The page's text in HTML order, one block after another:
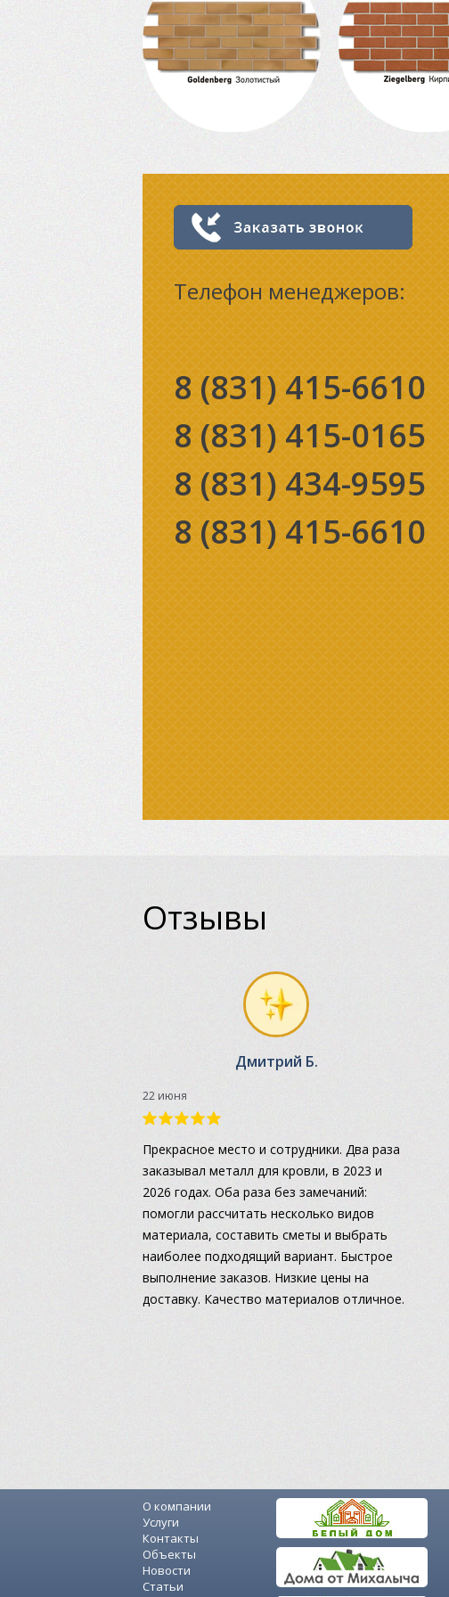
Телефон менеджеров:
8 (831) 415-6610
8 (831) 415-0165
8 (831) 434-9595
8 (831) 415-6610
Отзывы
Дмитрий Б.
22 июня
Прекрасное место и сотрудники. Два раза
заказывал металл для кровли, в 2023 и
2026 годах. Оба раза без замечаний:
помогли рассчитать несколько видов
материала, составить сметы и выбрать
наиболее подходящий вариант. Быстрое
выполнение заказов. Низкие цены на
доставку. Качество материалов отличное.
О компании
Услуги
Контакты
Объекты
Новости
Статьи